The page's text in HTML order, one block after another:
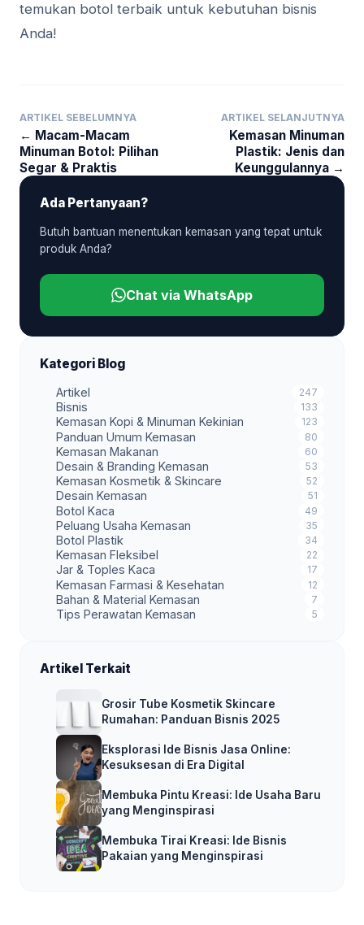
temukan botol terbaik untuk kebutuhan bisnis
Anda!
ARTIKEL SEBELUMNYA
← Macam-Macam
Minuman Botol: Pilihan
Segar & Praktis
ARTIKEL SELANJUTNYA
Kemasan Minuman
Plastik: Jenis dan
Keunggulannya →
Ada Pertanyaan?
Butuh bantuan menentukan kemasan yang tepat untuk
produk Anda?
Chat via WhatsApp
Kategori Blog
Artikel 247
Bisnis 133
Kemasan Kopi & Minuman Kekinian 123
Panduan Umum Kemasan 80
Kemasan Makanan 60
Desain & Branding Kemasan 53
Kemasan Kosmetik & Skincare 52
Desain Kemasan 51
Botol Kaca 49
Peluang Usaha Kemasan 35
Botol Plastik 34
Kemasan Fleksibel 22
Jar & Toples Kaca 17
Kemasan Farmasi & Kesehatan 12
Bahan & Material Kemasan 7
Tips Perawatan Kemasan 5
Artikel Terkait
Grosir Tube Kosmetik Skincare
Rumahan: Panduan Bisnis 2025
Eksplorasi Ide Bisnis Jasa Online:
Kesuksesan di Era Digital
Membuka Pintu Kreasi: Ide Usaha Baru
yang Menginspirasi
Membuka Tirai Kreasi: Ide Bisnis
Pakaian yang Menginspirasi